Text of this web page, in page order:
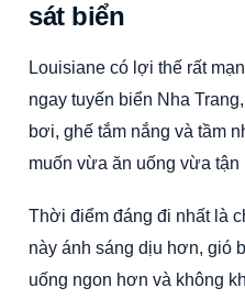
sát biển
Louisiane có lợi thế rất
ngay tuyến biển Nha
bơi, ghế tắm nắng và tầm
muốn vừa ăn uống vừa
Thời điểm đáng đi nhất là
này ánh sáng dịu hơn, gió
uống ngon hơn và không